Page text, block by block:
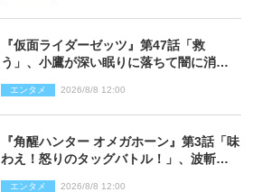
『仮面ライダーゼッツ』第47話「救
う」、小鷹が深い眠りに落ちて闇に消え
エンタメ 2026/8/8 12:00
『角醒ハンター オメガホーン』第3話「味
わえ！怒りのタッグバトル！」、波斬の
エンタメ 2026/8/8 12:00